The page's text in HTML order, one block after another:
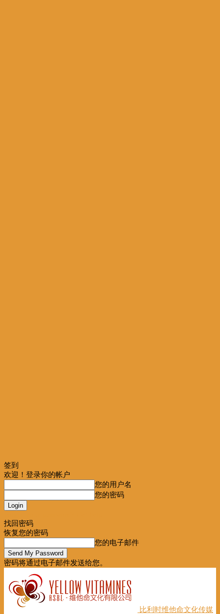
签到
欢迎！登录你的帐户
您的用户名
您的密码
找回密码
恢复您的密码
您的电子邮件
密码将通过电子邮件发送给您。
比利时维他命文化传媒